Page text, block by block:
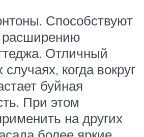
Способствуют
расширению
Отличный
когда вокруг
буйная
При этом
на других